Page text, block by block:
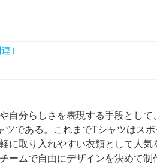
）
自分らしさを表現する手段とし
である。
これまでTシャツはス
に取り入れやすい衣類として人
ームで自由にデザインを決めて